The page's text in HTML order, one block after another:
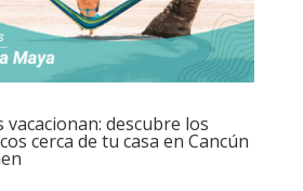
descubre los
cerca de tu casa en Cancún